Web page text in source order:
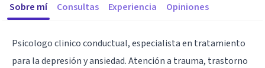
Sobre mí Consultas Experiencia Opiniones
Psicologo clinico conductual, especialista en tratamiento
para la depresión y ansiedad. Atención a trauma, trastorno